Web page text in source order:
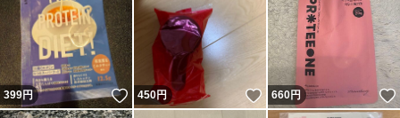
399円 いいね！
450円 いいね！
660円